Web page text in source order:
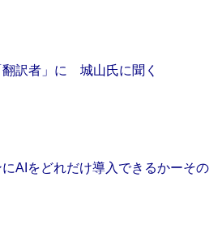
翻訳者」に 城山氏に聞く
AIをどれだけ導入できるかーその